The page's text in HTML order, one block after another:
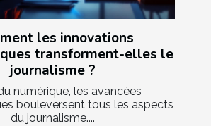
les innovations
transforment-elles le
journalisme ?
numérique, les avancées
bouleversent tous les aspects
du journalisme....